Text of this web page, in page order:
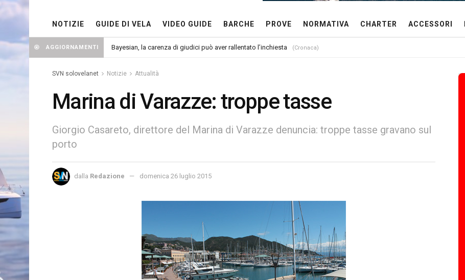
NOTIZIE GUIDE DI VELA VIDEO GUIDE BARCHE PROVE NORMATIVA CHARTER ACCESSORI
AGGIORNAMENTI Bayesian, la carenza di giudici può aver rallentato l’inchiesta (Cronaca)
SVN solovelanet Notizie Attualità
Marina di Varazze: troppe tasse
Giorgio Casareto, direttore del Marina di Varazze denuncia: troppe tasse gravano sul
porto
dalla Redazione domenica 26 luglio 2015